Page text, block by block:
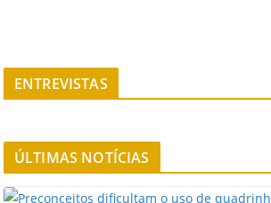
ENTREVISTAS
ÚLTIMAS NOTÍCIAS